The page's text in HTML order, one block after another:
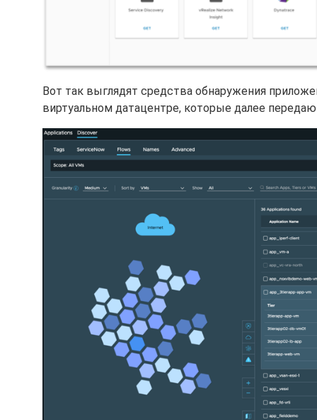
Вот так выглядят средства обнаружения
виртуальном датацентре, которые далее